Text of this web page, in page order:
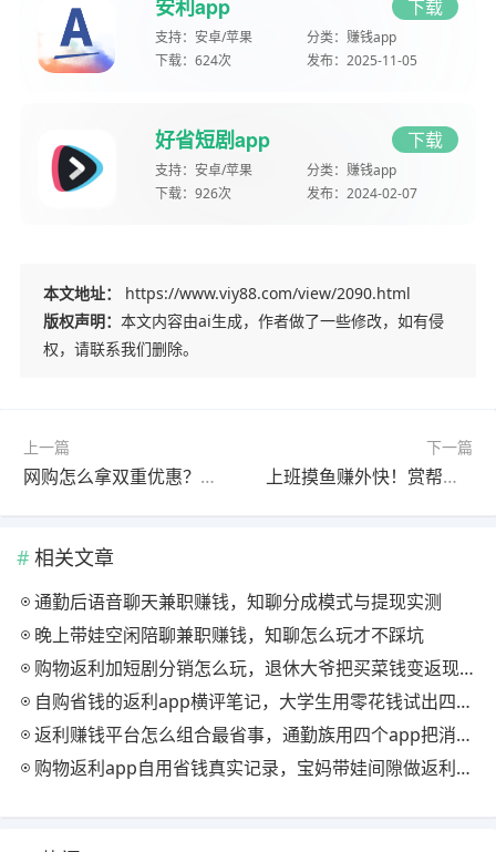
安利app 下载
支持： 安卓/苹果 分类： 赚钱app
下载： 624次 发布： 2025-11-05
好省短剧app 下载
支持： 安卓/苹果 分类： 赚钱app
下载： 926次 发布： 2024-02-07
本文地址：
https://www.viy88.com/view/2090.html
版权声明： 本文内容由ai生成，作者做了一些修改，如有侵
权，请联系我们删除。
上一篇
网购怎么拿双重优惠？果冻宝盒隐藏券叠加返利及邀请升级分佣机制详解
下一篇
上班摸鱼赚外快！赏帮赚做试玩点赞任务日赚几十元
相关文章
通勤后语音聊天兼职赚钱，知聊分成模式与提现实测
晚上带娃空闲陪聊兼职赚钱，知聊怎么玩才不踩坑
购物返利加短剧分销怎么玩，退休大爷把买菜钱变返现的慢节奏法
自购省钱的返利app横评笔记，大学生用零花钱试出四款能提现的
返利赚钱平台怎么组合最省事，通勤族用四个app把消费变现金流
购物返利app自用省钱真实记录，宝妈带娃间隙做返利赚钱的日常